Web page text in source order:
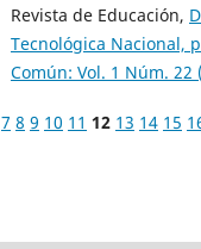
Revista de Educación,
Tecnológica Nacional,
Común: Vol. 1 Núm. 22
7 8 9 10 11 12 13 14 15